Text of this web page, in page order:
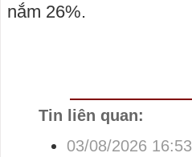
nắm 26%.
Tin liên quan:
03/08/2026 16:53